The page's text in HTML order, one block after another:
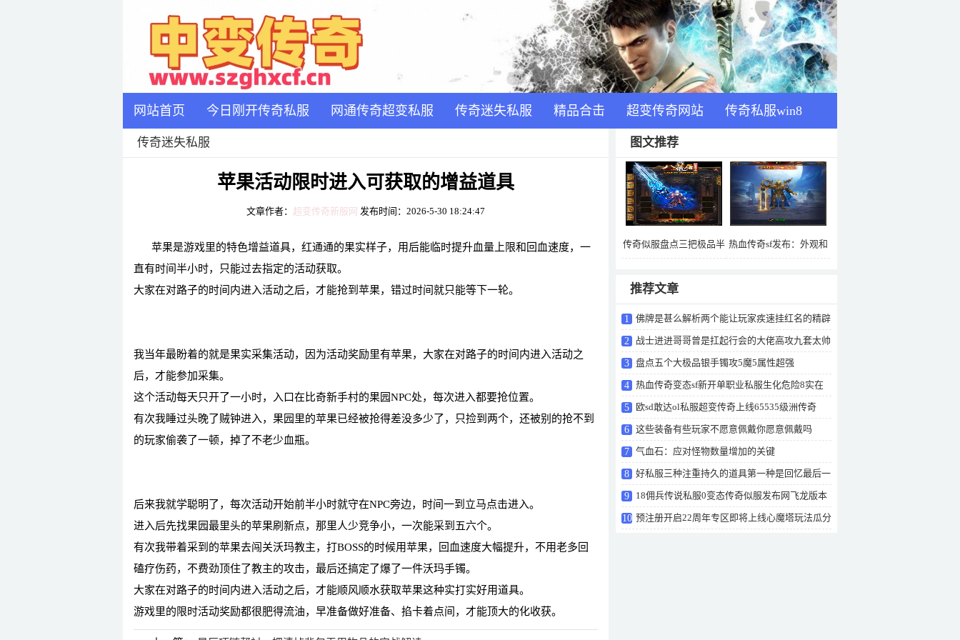
网站首页 今日刚开传奇私服 网通传奇超变私服 传奇迷失私服 精品合击 超变传奇网站 传奇私服win8
传奇迷失私服
苹果活动限时进入可获取的增益道具
文章作者： 超变传奇新服网 发布时间：2026-5-30 18:24:47
苹果是游戏里的特色增益道具，红通通的果实样子，用后能临时提升血量上限和回血速度，一
直有时间半小时，只能过去指定的活动获取。
大家在对路子的时间内进入活动之后，才能抢到苹果，错过时间就只能等下一轮。
我当年最盼着的就是果实采集活动，因为活动奖励里有苹果，大家在对路子的时间内进入活动之
后，才能参加采集。
这个活动每天只开了一小时，入口在比奇新手村的果园NPC处，每次进入都要抢位置。
有次我睡过头晚了贼钟进入，果园里的苹果已经被抢得差没多少了，只捡到两个，还被别的抢不到
的玩家偷袭了一顿，掉了不老少血瓶。
后来我就学聪明了，每次活动开始前半小时就守在NPC旁边，时间一到立马点击进入。
进入后先找果园最里头的苹果刷新点，那里人少竞争小，一次能采到五六个。
有次我带着采到的苹果去闯关沃玛教主，打BOSS的时候用苹果，回血速度大幅提升，不用老多回
磕疗伤药，不费劲顶住了教主的攻击，最后还搞定了爆了一件沃玛手镯。
大家在对路子的时间内进入活动之后，才能顺风顺水获取苹果这种实打实好用道具。
游戏里的限时活动奖励都很肥得流油，早准备做好准备、掐卡着点间，才能顶大的化收获。
图文推荐
传奇似服盘点三把极品半
佩戴
热血传奇sf发布：外观和
推荐文章
1
佛牌是甚么解析两个能让玩家疾速挂红名的精辟
道具
2
战士进进哥哥曾是扛起行会的大佬高攻九套太帅
了
3 盘点五个大极品银手镯攻5魔5属性超强
4 热血传奇变态sf新开单职业私服生化危险8实在
不叫生化危险
5 欧sd敢达ol私服超变传奇上线65535级洲传奇
6 这些装备有些玩家不愿意佩戴你愿意佩戴吗
7 气血石：应对怪物数量增加的关键
8 好私服三种注重持久的道具第一种是回忆最后一
种是实力
9 18佣兵传说私服0变态传奇似服发布网飞龙版本
10 预注册开启22周年专区即将上线心魔塔玩法瓜分